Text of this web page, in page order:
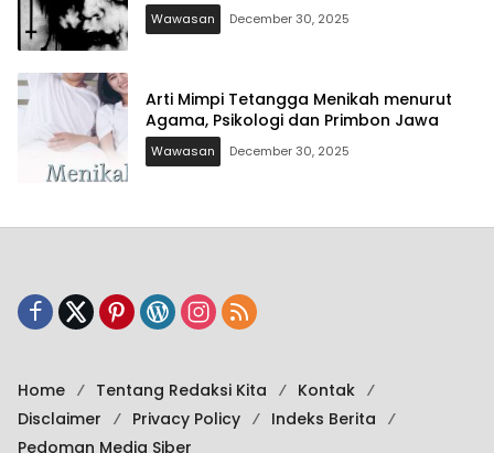
Wawasan December 30, 2025
Arti Mimpi Tetangga Menikah menurut
Agama, Psikologi dan Primbon Jawa
Wawasan December 30, 2025
Home Tentang Redaksi Kita
Kontak
Disclaimer
Privacy Policy
Indeks Berita
Pedoman Media Siber